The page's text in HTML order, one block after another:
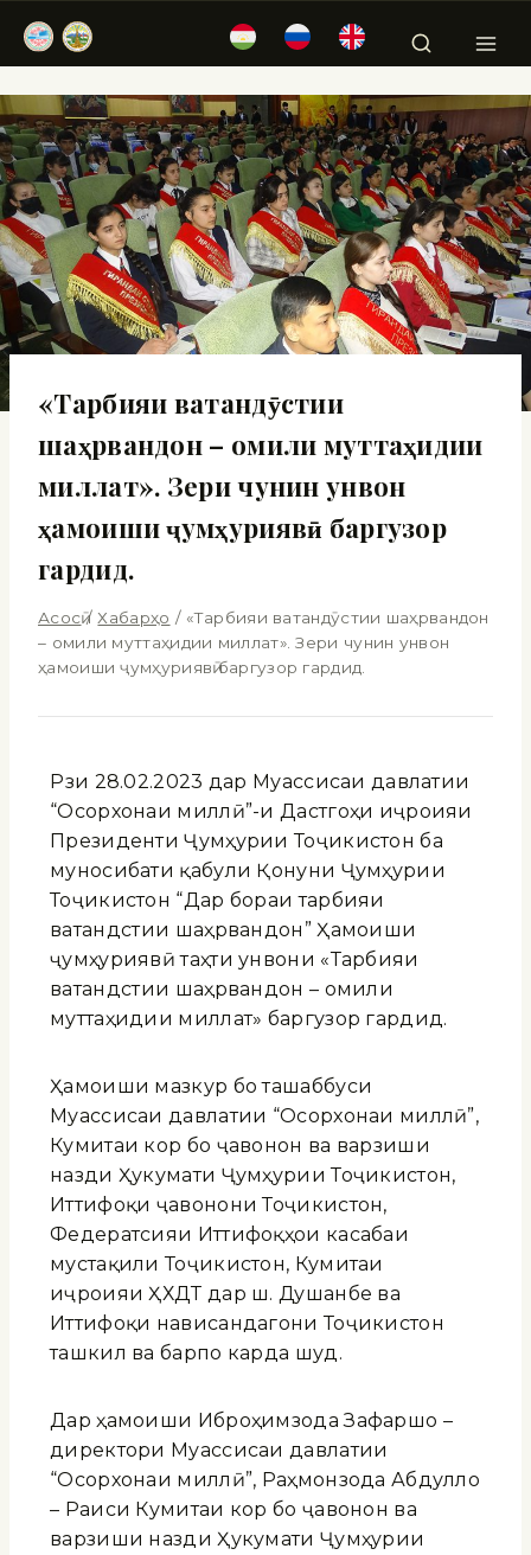
«Тарбияи ватандӯстии
шаҳрвандон – омили муттаҳидии
миллат». Зери чунин унвон
ҳамоиши ҷумҳуриявӣ баргузор
гардид.
Асосӣ / Хабарҳо / «Тарбияи ватандӯстии шаҳрвандон
– омили муттаҳидии миллат». Зери чунин унвон
ҳамоиши ҷумҳуриявӣ баргузор гардид.
Рӯзи 28.02.2023 дар Муассисаи давлатии
“Осорхонаи миллӣ”-и Дастгоҳи иҷроияи
Президенти Ҷумҳурии Тоҷикистон ба
муносибати қабули Қонуни Ҷумҳурии
Тоҷикистон “Дар бораи тарбияи
ватандӯстии шаҳрвандон” Ҳамоиши
ҷумҳуриявӣ таҳти унвони «Тарбияи
ватандӯстии шаҳрвандон – омили
муттаҳидии миллат» баргузор гардид.
Ҳамоиши мазкур бо ташаббуси
Муассисаи давлатии “Осорхонаи миллӣ”,
Кумитаи кор бо ҷавонон ва варзиши
назди Ҳукумати Ҷумҳурии Тоҷикистон,
Иттифоқи ҷавонони Тоҷикистон,
Федератсияи Иттифоқҳои касабаи
мустақили Тоҷикистон, Кумитаи
иҷроияи ҲХДТ дар ш. Душанбе ва
Иттифоқи нависандагони Тоҷикистон
ташкил ва барпо карда шуд.
Дар ҳамоиши Иброҳимзода Зафаршо –
директори Муассисаи давлатии
“Осорхонаи миллӣ”, Раҳмонзода Абдулло
– Раиси Кумитаи кор бо ҷавонон ва
варзиши назди Ҳукумати Ҷумҳурии